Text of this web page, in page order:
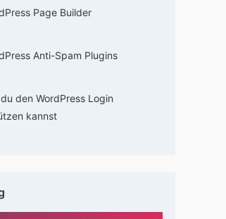
Page Builder
Anti-Spam Plugins
den WordPress Login
kannst